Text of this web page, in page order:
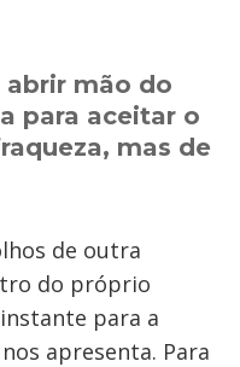
mão do
para aceitar o
mas de
de outra
do próprio
para a
apresenta. Para